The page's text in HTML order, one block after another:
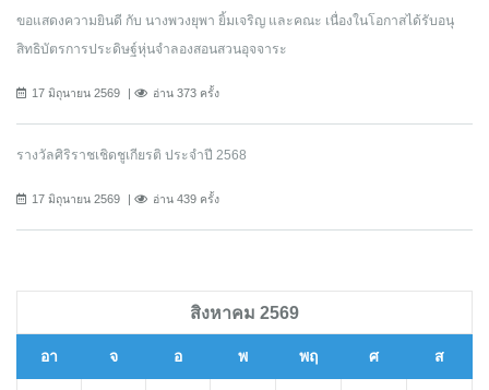
ขอแสดงความยินดี กับ นางพวงยุพา ยิ้มเจริญ และคณะ เนื่องในโอกาสได้รับอนุ
สิทธิบัตรการประดิษฐ์หุ่นจำลองสอนสวนอุจจาระ
17 มิถุนายน 2569 อ่าน 373 ครั้ง
รางวัลศิริราชเชิดชูเกียรติ ประจำปี 2568
17 มิถุนายน 2569 อ่าน 439 ครั้ง
สิงหาคม 2569
อา จ อ พ พฤ ศ ส